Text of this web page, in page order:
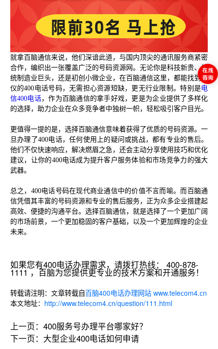
就拿百脑通信来说，他们深谙此道，与国内顶尖的通讯服务商紧密
合作，编织出一张覆盖广泛的号码资源网。无论你是科技新贵、传
统制造业巨头，还是初创小微企业，在百脑通信这里，都能找到心
仪的400电话号码，无需担心资源短缺，更无行业限制。特别是电
信400电话，作为百脑通信的拿手好戏，更是为企业提供了多样化
的选择，助力企业在众多竞争者中独树一帜，轻松吸引客户目光。
更值得一提的是，选择百脑通信意味着获得了优质的号码资源。一
旦办理了400电话，任何使用上的疑问或挑战，都有专业的售后。
他们不仅快速响应，解决燃眉之急，还会主动分享使用技巧和优化
建议，让你的400电话成为提升客户服务体验和市场竞争力的强大
武器。
总之，400电话号码在现代商业通信中的价值不言而喻。而百脑通
信凭借其丰富的号码资源和专业的售后服务，正为众多企业搭建起
高效、便捷的沟通平台。选择百脑通信，就是选择了一个更加广阔
的市场前景，一个更加稳固的客户基础，以及一个更加辉煌的企业
未来。
如果您有400电话办理需求，请拨打热线： 400-878-
1111 ，百脑为您提供更专业的技术方案和开通服务！
转载请注明：文章转载自百脑400电话办理网站 www.telecom4.cn
本文地址： http://www.telecom4.cn/question/111.html
上一页： 400服务号办理平台哪家好？
下一页： 大型企业400电话如何申请